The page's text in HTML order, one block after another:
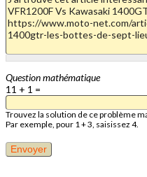
Question mathématique
11 + 1 =
Trouvez la solution de ce problème
Par exemple, pour 1 + 3, saisissez 4.